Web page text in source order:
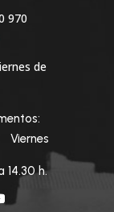
970
de
Viernes
14.30 h.